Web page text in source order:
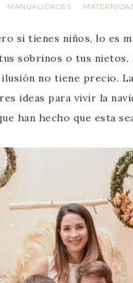
MANUALIDADES ·
si tienes niños, lo es
sobrinos o tus nietos,
no tiene precio.
ideas para vivir la
han hecho que esta